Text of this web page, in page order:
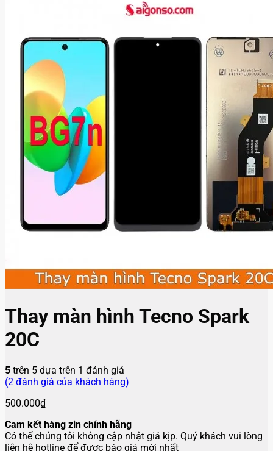
Thay màn hình Tecno Spark
20C
5 trên 5 dựa trên 1 đánh giá
(2 đánh giá của khách hàng)
500.000₫
Cam kết hàng zin chính hãng
Có thể chúng tôi không cập nhật giá kịp. Quý khách vui lòng
liên hệ hotline để được báo giá mới nhất